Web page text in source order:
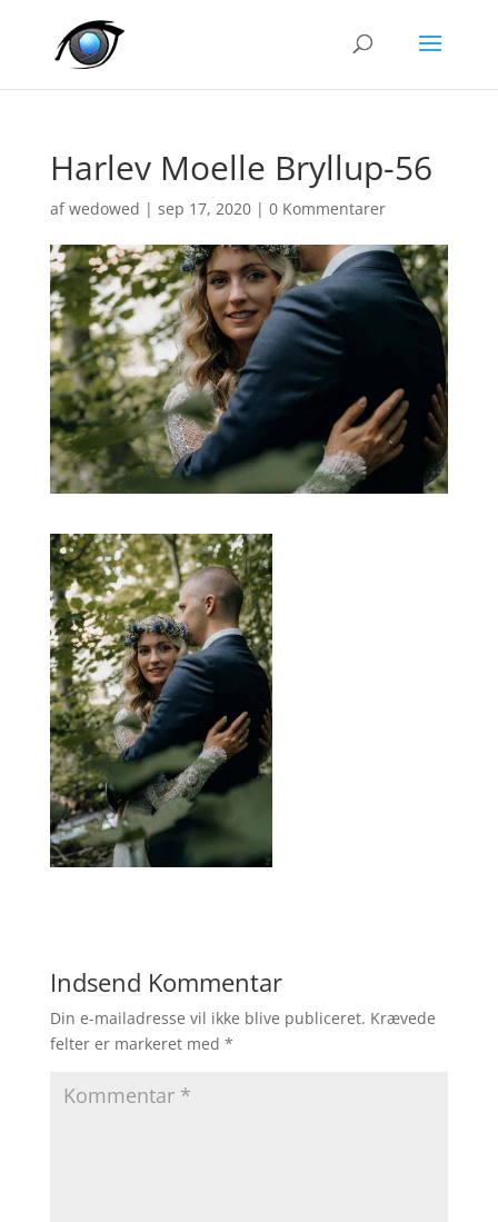
Harlev Moelle Bryllup-56
afwedowed | sep 17, 2020| 0 Kommentarer
Indsend Kommentar
Din e-mailadresse vil ikke blive publiceret. Krævede
felter er markeret med *